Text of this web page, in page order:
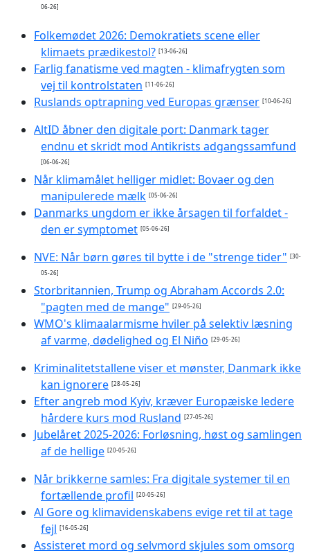
06-26]
Folkemødet 2026: Demokratiets scene eller
klimaets prædikestol? [13-06-26]
Farlig fanatisme ved magten - klimafrygten som
vej til kontrolstaten [11-06-26]
Ruslands optrapning ved Europas grænser [10-06-26]
AltID åbner den digitale port: Danmark tager
endnu et skridt mod Antikrists adgangssamfund
[06-06-26]
Når klimamålet helliger midlet: Bovaer og den
manipulerede mælk [05-06-26]
Danmarks ungdom er ikke årsagen til forfaldet -
den er symptomet [05-06-26]
NVE: Når børn gøres til bytte i de "strenge tider" [30-
05-26]
Storbritannien, Trump og Abraham Accords 2.0:
"pagten med de mange" [29-05-26]
WMO's klimaalarmisme hviler på selektiv læsning
af varme, dødelighed og El Niño [29-05-26]
Kriminalitetstallene viser et mønster, Danmark ikke
kan ignorere [28-05-26]
Efter angreb mod Kyiv, kræver Europæiske ledere
hårdere kurs mod Rusland [27-05-26]
Jubelåret 2025-2026: Forløsning, høst og samlingen
af de hellige [20-05-26]
Når brikkerne samles: Fra digitale systemer til en
fortællende profil [20-05-26]
Al Gore og klimavidenskabens evige ret til at tage
fejl [16-05-26]
Assisteret mord og selvmord skjules som omsorg